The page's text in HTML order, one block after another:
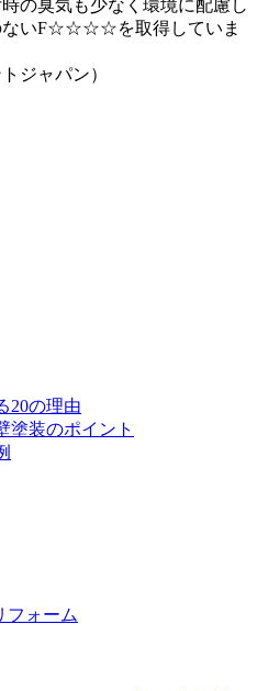
の臭気も少なく環境に配慮し
ないF☆☆☆☆を取得していま
ジャパン）